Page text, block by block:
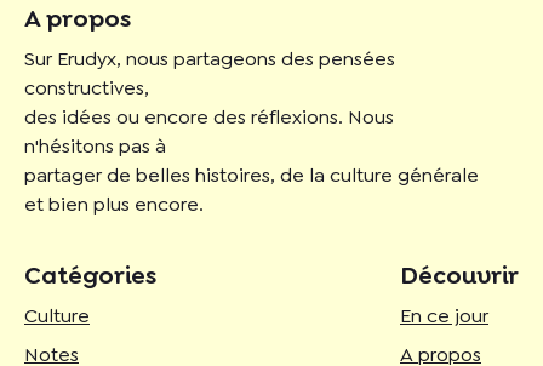
A propos
Sur Erudyx, nous partageons des pensées
constructives,
des idées ou encore des réflexions. Nous
n'hésitons pas à
partager de belles histoires, de la culture générale
et bien plus encore.
Catégories
Culture
Notes
Découvrir
En ce jour
A propos